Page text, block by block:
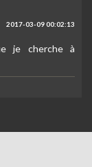
2017-03-09 00:02:13
je cherche à